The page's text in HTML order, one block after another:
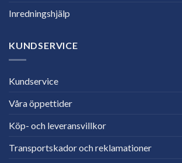
Inredningshjälp
KUNDSERVICE
Kundservice
Våra öppettider
Köp- och leveransvillkor
Transportskador och reklamationer